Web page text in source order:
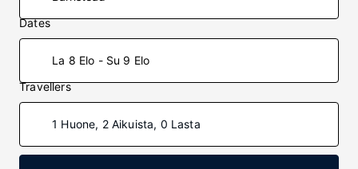
Dates
La 8 Elo - Su 9 Elo
Travellers
1 Huone, 2 Aikuista, 0 Lasta